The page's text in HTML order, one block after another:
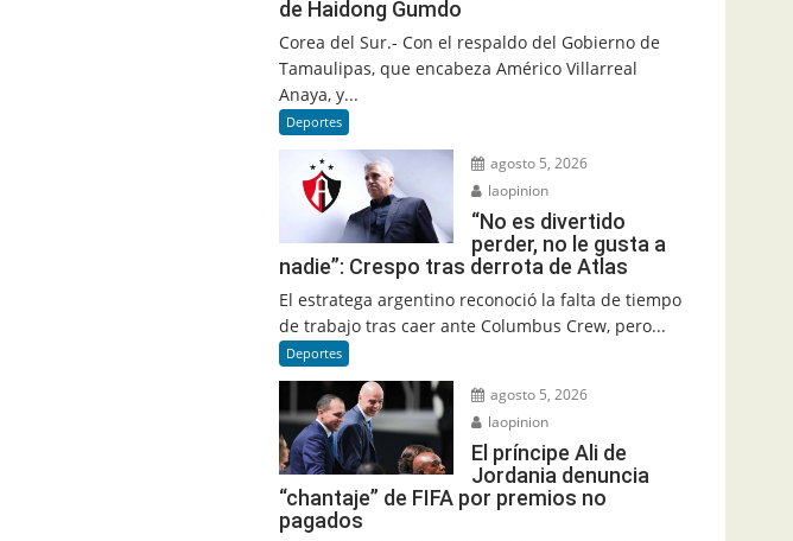
de Haidong Gumdo
Corea del Sur.- Con el respaldo del Gobierno de
Tamaulipas, que encabeza Américo Villarreal
Anaya, y...
Deportes
agosto 5, 2026
laopinion
“No es divertido
perder, no le gusta a
nadie”: Crespo tras derrota de Atlas
El estratega argentino reconoció la falta de tiempo
de trabajo tras caer ante Columbus Crew, pero...
Deportes
agosto 5, 2026
laopinion
El príncipe Ali de
Jordania denuncia
“chantaje” de FIFA por premios no
pagados